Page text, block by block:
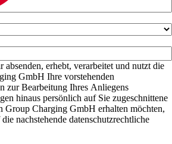
absenden, erhebt, verarbeitet und nutzt die
GmbH Ihre vorstehenden
zur Bearbeitung Ihres Anliegens
hinaus persönlich auf Sie zugeschnittene
Group Charging GmbH erhalten möchten,
nachstehende datenschutzrechtliche